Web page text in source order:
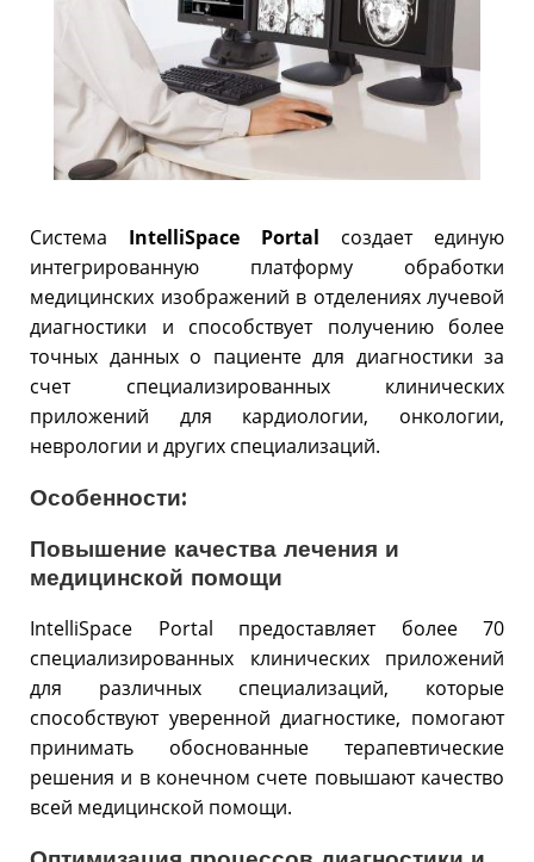
Система IntelliSpace Portal создает единую
интегрированную платформу обработки
медицинских изображений в отделениях лучевой
диагностики и способствует получению более
точных данных о пациенте для диагностики за
счет специализированных клинических
приложений для кардиологии, онкологии,
неврологии и других специализаций.
Особенности:
Повышение качества лечения и
медицинской помощи
IntelliSpace Portal предоставляет более 70
специализированных клинических приложений
для различных специализаций, которые
способствуют уверенной диагностике, помогают
принимать обоснованные терапевтические
решения и в конечном счете повышают качество
всей медицинской помощи.